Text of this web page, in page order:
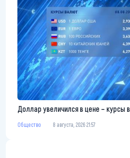
Доллар увеличился в цене – курсы
Общество 8 августа, 2026 21:57